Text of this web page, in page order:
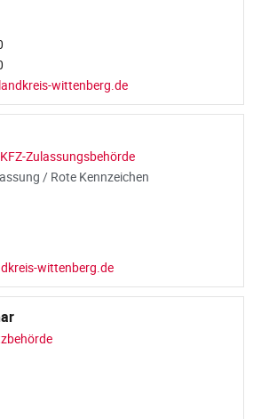
wittenberg.de
Zulassungsbehörde
/ Rote Kennzeichen
wittenberg.de